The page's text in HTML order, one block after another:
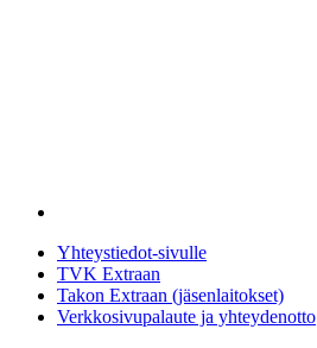
Yhteystiedot-sivulle
TVK Extraan
Takon Extraan (jäsenlaitokset)
Verkkosivupalaute ja yhteydenotto